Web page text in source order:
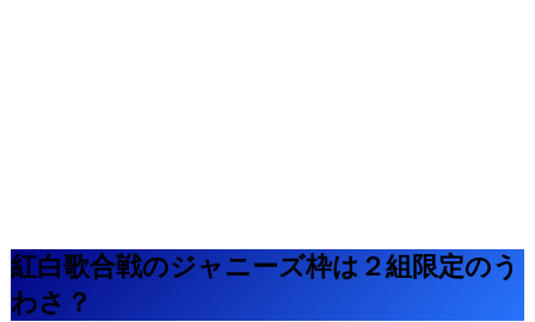
紅白歌合戦のジャニーズ枠は２組限定のう
わさ？